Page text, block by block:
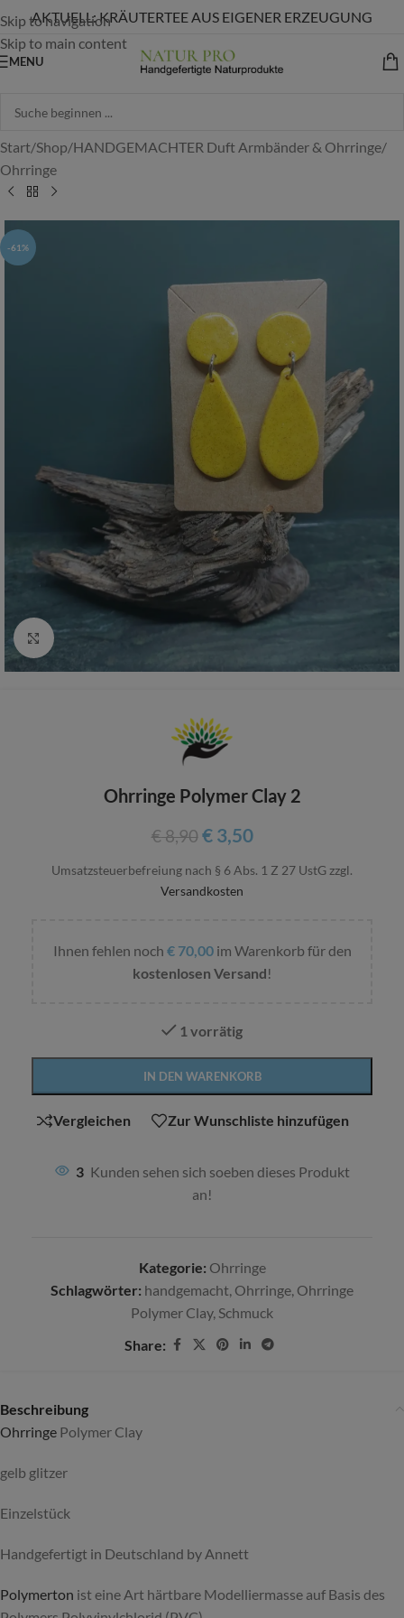
Skip to navigation
Skip to main content
AKTUELL: KRÄUTERTEE AUS EIGENER ERZEUGUNG
MENU
Start/Shop/HANDGEMACHTER Duft Armbänder & Ohrringe/
Ohrringe
-61%
Zum vergrößern anklicken
Ohrringe Polymer Clay 2
€8,90 €3,50
Umsatzsteuerbefreiung nach § 6 Abs. 1 Z 27 UstG zzgl.
Versandkosten
Ihnen fehlen noch €70,00im Warenkorb für den
kostenlosen Versand!
1 vorrätig
IN DEN WARENKORB
Alternative:
Vergleichen Zur Wunschliste hinzufügen
3 Kunden sehen sich soeben dieses Produkt
an!
Kategorie: Ohrringe
Schlagwörter: handgemacht Ohrringe Ohrringe
Polymer Clay, Schmuck
Share:
Beschreibung
Ohrringe Polymer Clay
gelb glitzer
Einzelstück
Handgefertigt in Deutschland by Annett
Polymerton ist eine Art härtbare Modelliermasse auf Basis des